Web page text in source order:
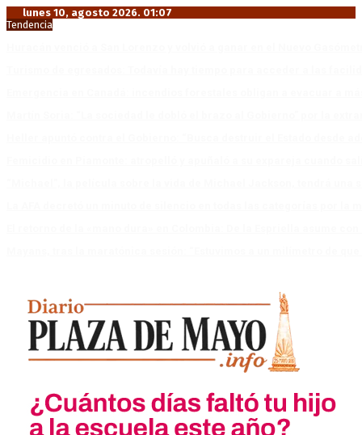
lunes 10, agosto 2026. 01:07
Tendencia